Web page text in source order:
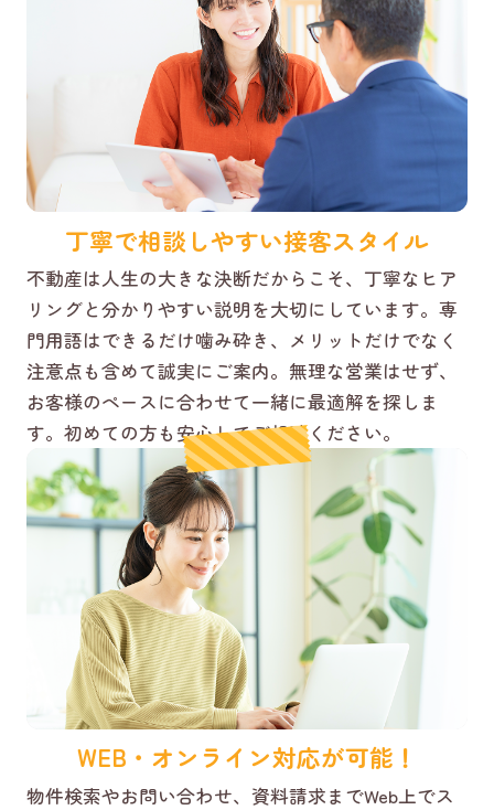
丁寧で相談しやすい接客スタイル
不動産は人生の大きな決断だからこそ、丁寧なヒア
リングと分かりやすい説明を大切にしています。専
門用語はできるだけ噛み砕き、メリットだけでなく
注意点も含めて誠実にご案内。無理な営業はせず、
お客様のペースに合わせて一緒に最適解を探しま
す。初めての方も安心してご相談ください。
WEB・オンライン対応が可能！
物件検索やお問い合わせ、資料請求までWeb上でス